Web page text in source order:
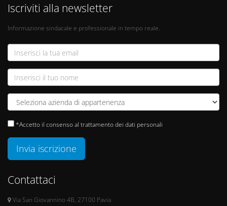
Iscriviti alla newsletter
Informazione sindacale e professionale in tempo reale.
*Accetto il consenso al trattamento dei dati personali
Invia iscrizione
Contattaci
Via San Giovannino 4B, 27100 Pavia